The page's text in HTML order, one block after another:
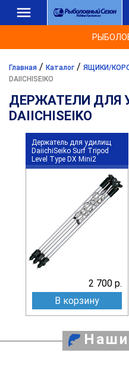
Главная / Каталог / ЯЩИКИ/
DAIICHISEIKO
ДЕРЖАТЕЛИ ДЛЯ
DAIICHISEIKO
Держатель для удилищ
DaiichiSeiko Surf Tripod
Level Type DX Mini2
2 700 р.
В корзину